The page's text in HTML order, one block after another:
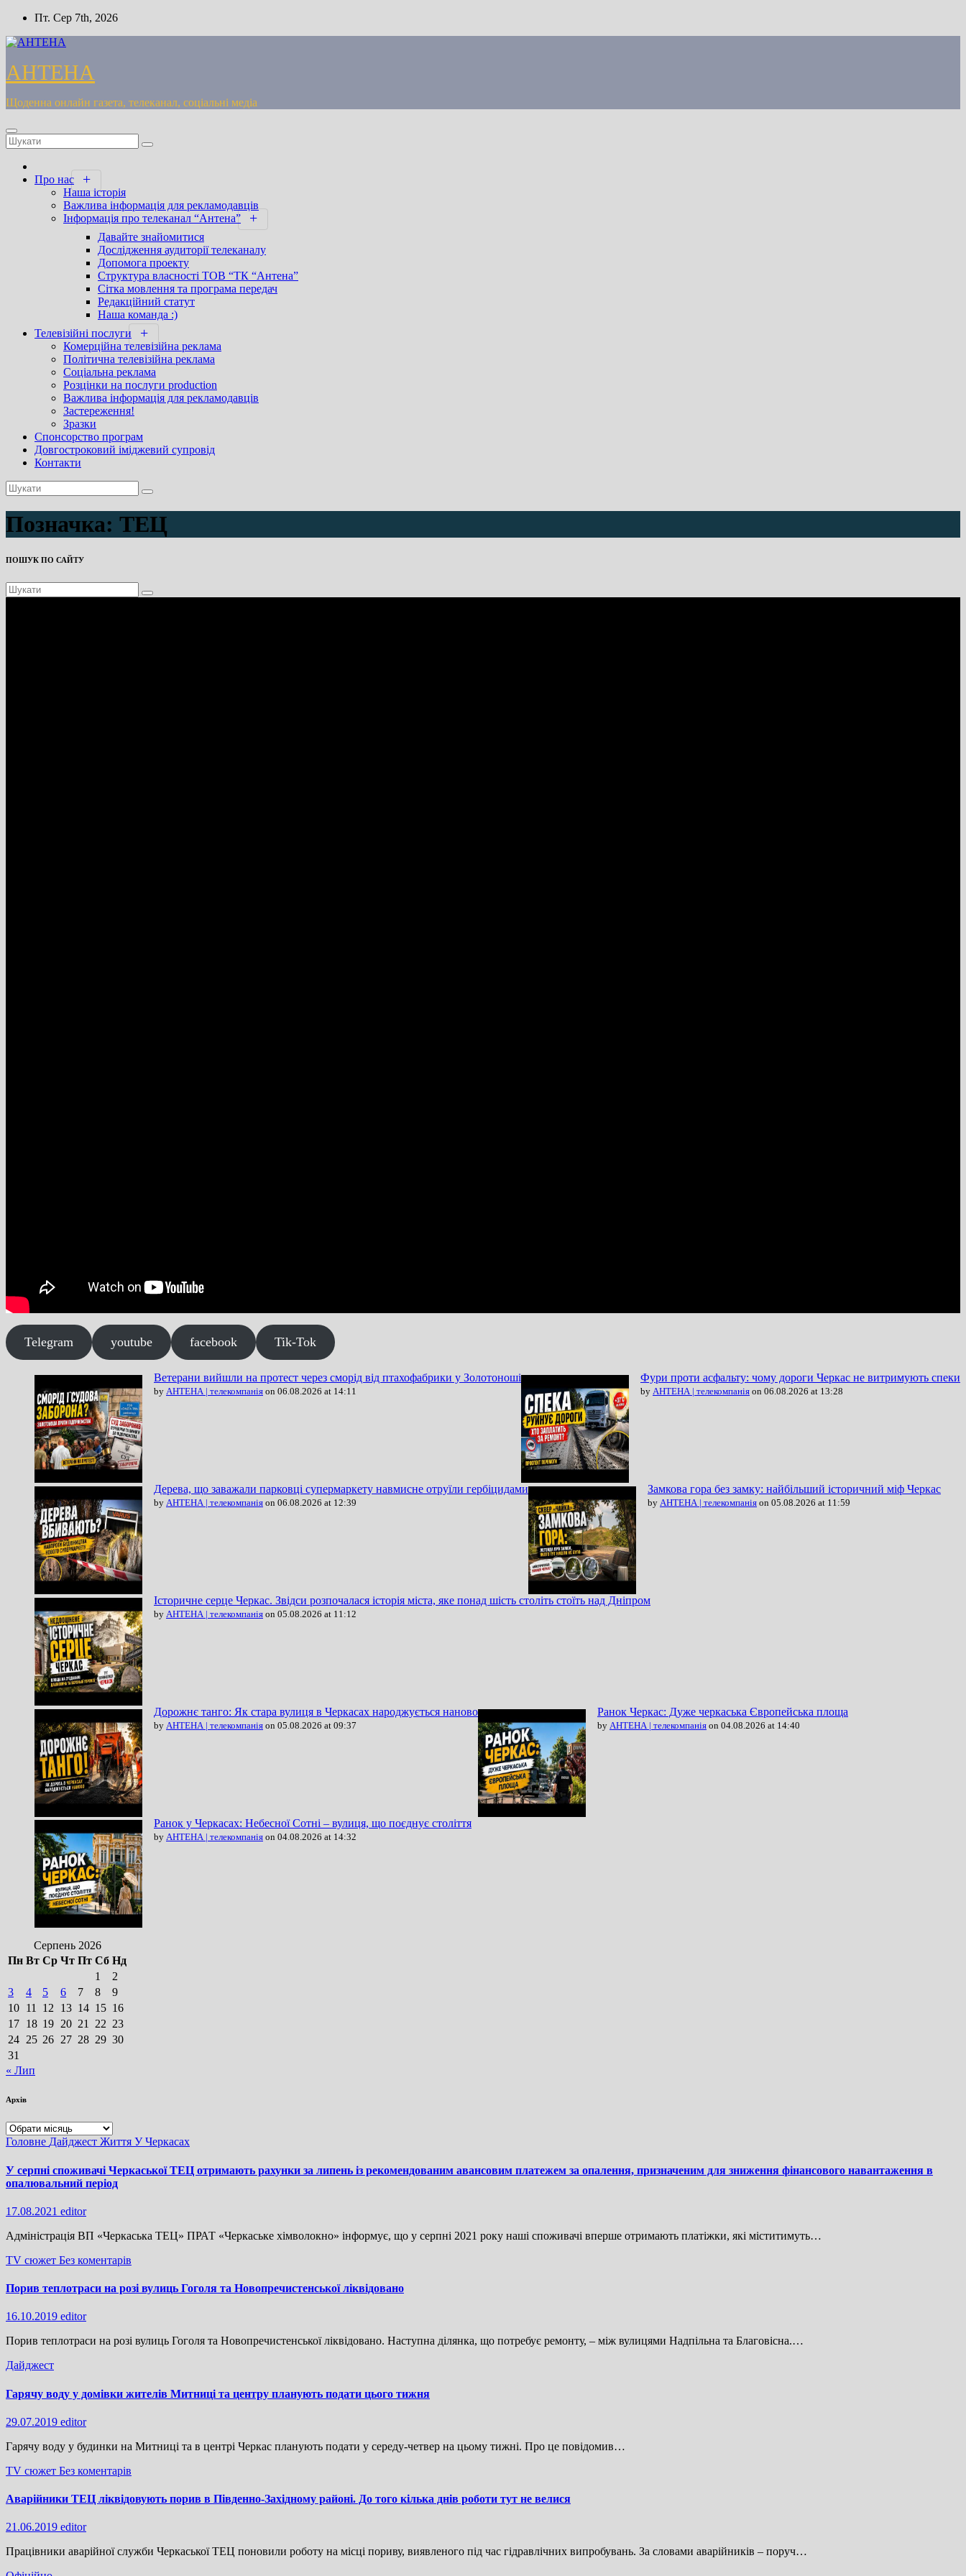
Перейти
вмісту
Пт. Сер 7th, 2026
АНТЕНА
Щоденна онлайн газета, телеканал, соціальні медіа
Про нас
Наша історія
Важлива інформація для рекламодавців
Інформація про телеканал “Антена”
Давайте знайомитися
Дослідження аудиторії телеканалу
Допомога проекту
Cтруктура власності ТОВ “ТК “Антена”
Сітка мовлення та програма передач
Редакційний статут
Наша команда :)
Телевізійні послуги
Комерційна телевізійна реклама
Політична телевізійна реклама
Соціальна реклама
Розцінки на послуги production
Важлива інформація для рекламодавців
Застереження!
Зразки
Спонсорство програм
Довгостроковий іміджевий супровід
Контакти
Позначка: ТЕЦ
ПОШУК ПО САЙТУ
Telegram youtube facebook Tik-Tok
Ветерани вийшли на протест через сморід від птахофабрики у Золотоноші
by АНТЕНА | телекомпанія on 06.08.2026 at 14:11
Фури проти асфальту: чому дороги Черкас не витримують спеки
by АНТЕНА | телекомпанія on 06.08.2026 at 13:28
Дерева, що заважали парковці супермаркету навмисне отруїли гербіцидами
by АНТЕНА | телекомпанія on 06.08.2026 at 12:39
Замкова гора без замку: найбільший історичний міф Черкас
by АНТЕНА | телекомпанія on 05.08.2026 at 11:59
Історичне серце Черкас. Звідси розпочалася історія міста, яке понад шість століть стоїть над Дніпром
by АНТЕНА | телекомпанія on 05.08.2026 at 11:12
Дорожнє танго: Як стара вулиця в Черкасах народжується наново
by АНТЕНА | телекомпанія on 05.08.2026 at 09:37
Ранок Черкас: Дуже черкаська Європейська площа
by АНТЕНА | телекомпанія on 04.08.2026 at 14:40
Ранок у Черкасах: Небесної Сотні – вулиця, що поєднує століття
by АНТЕНА | телекомпанія on 04.08.2026 at 14:32
Серпень 2026
Пн Вт Ср Чт Пт Сб Нд
1
2
3
4 5 6 7 8
9
10 11 12 13 14 15 16
17 18 19 20 21 22 23
24 25 26 27 28 29 30
31
« Лип
Архів
Архів
Головне Дайджест Життя У Черкасах
У серпні споживачі Черкаської ТЕЦ отримають рахунки за липень із рекомендованим авансовим платежем за опалення, призначеним для зниження фінансового навантаження в
опалювальний період
17.08.2021 editor
Адміністрація ВП «Черкаська ТЕЦ» ПРАТ «Черкаське хімволокно» інформує, що у серпні 2021 року наші споживачі вперше отримають платіжки, які міститимуть…
TV сюжет Без коментарів
Порив теплотраси на розі вулиць Гоголя та Новопречистенської ліквідовано
16.10.2019 editor
Порив теплотраси на розі вулиць Гоголя та Новопречистенської ліквідовано. Наступна ділянка, що потребує ремонту, – між вулицями Надпільна та Благовісна.…
Дайджест
Гарячу воду у домівки жителів Митниці та центру планують подати цього тижня
29.07.2019 editor
Гарячу воду у будинки на Митниці та в центрі Черкас планують подати у середу-четвер на цьому тижні. Про це повідомив…
TV сюжет Без коментарів
Аварійники ТЕЦ ліквідовують порив в Південно-Західному районі. До того кілька днів роботи тут не велися
21.06.2019 editor
Працівники аварійної служби Черкаської ТЕЦ поновили роботу на місці пориву, виявленого під час гідравлічних випробувань. За словами аварійників – поруч…